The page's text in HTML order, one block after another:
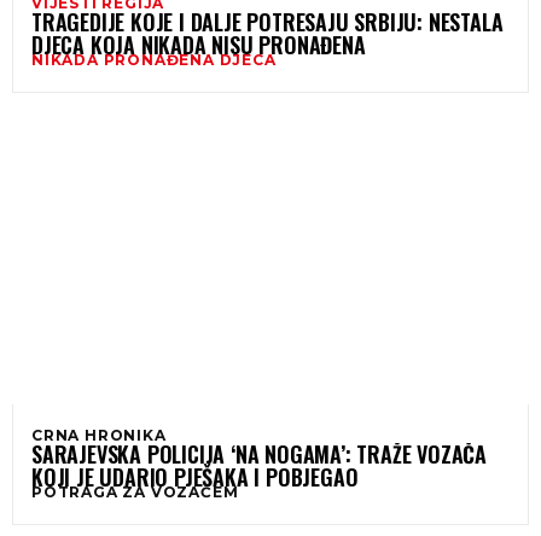
TRAGEDIJE KOJE I DALJE POTRESAJU SRBIJU: NESTALA
DJECA KOJA NIKADA NISU PRONAĐENA
NIKADA PRONAĐENA DJECA
CRNA HRONIKA
SARAJEVSKA POLICIJA ‘NA NOGAMA’: TRAŽE VOZAČA
KOJI JE UDARIO PJEŠAKA I POBJEGAO
POTRAGA ZA VOZAČEM